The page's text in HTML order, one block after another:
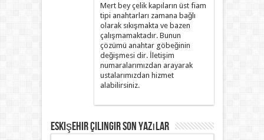
Mert bey çelik kapıların üst fiam
tipi anahtarları zamana bağlı
olarak sıkışmakta ve bazen
çalışmamaktadır. Bunun
çözümü anahtar göbeğinin
değişmesi dir. İletişim
numaralarımızdan arayarak
ustalarımızdan hizmet
alabilirsiniz.
Eskişehir Çilingir Son Yazılar